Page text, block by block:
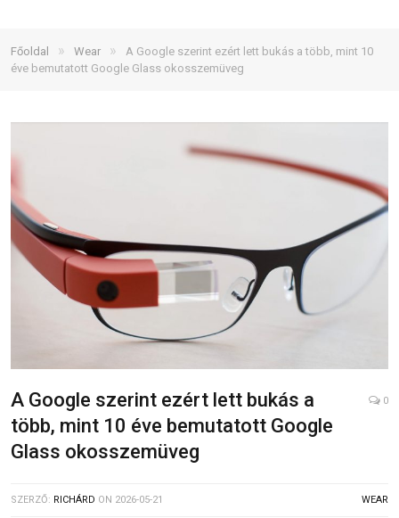
Főoldal » Wear »
A Google szerint ezért lett bukás a több, mint 10
éve bemutatott Google Glass okosszemüveg
A Google szerint ezért lett bukás a
több, mint 10 éve bemutatott Google
Glass okosszemüveg
0
SZERZŐ: RICHÁRD ON 2026-05-21 WEAR